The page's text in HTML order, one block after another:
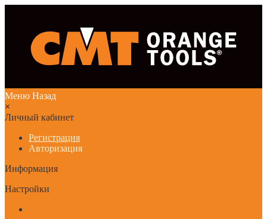
Меню Назад
×
Личный кабинет
Регистрация
Авторизация
Информация
Настройки